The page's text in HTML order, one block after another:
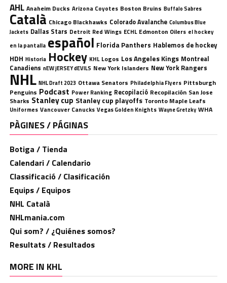
AHL Anaheim Ducks Arizona Coyotes Boston Bruins Buffalo Sabres
Català Chicago Blackhawks Colorado Avalanche Columbus Blue
Jackets Dallas Stars Detroit Red Wings ECHL Edmonton Oilers el hockey
en la pantalla español Florida Panthers Hablemos de hockey
HDH Historia Hockey KHL Logos Los Angeles Kings Montreal
Canadiens nEW jERSEY dEVILS New York Islanders New York Rangers
NHL NHL Draft 2023 Ottawa Senators Philadelphia Flyers Pittsburgh
Penguins Podcast Power Ranking Recopilació Recopilación San Jose
Sharks Stanley cup Stanley cup playoffs Toronto Maple Leafs
Uniformes Vancouver Canucks Vegas Golden Knights Wayne Gretzky WHA
PÀGINES / PÁGINAS
Botiga / Tienda
Calendari / Calendario
Classificació / Clasificación
Equips / Equipos
NHL Català
NHLmania.com
Qui som? / ¿Quiénes somos?
Resultats / Resultados
MORE IN KHL